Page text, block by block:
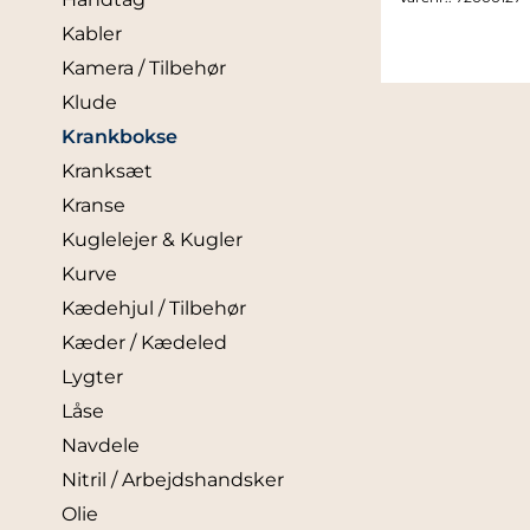
Kabler
Kamera / Tilbehør
Klude
Krankbokse
Kranksæt
Kranse
Kuglelejer & Kugler
Kurve
Kædehjul / Tilbehør
Kæder / Kædeled
Lygter
Låse
Navdele
Nitril / Arbejdshandsker
Olie